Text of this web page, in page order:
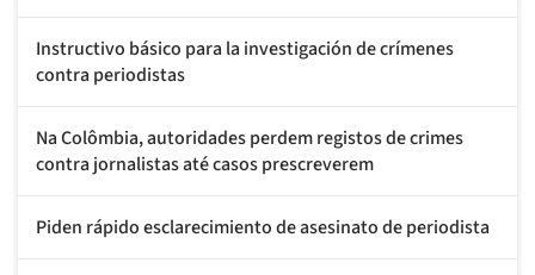
Instructivo básico para la investigación de crímenes
contra periodistas
Na Colômbia, autoridades perdem registos de crimes
contra jornalistas até casos prescreverem
Piden rápido esclarecimiento de asesinato de periodista